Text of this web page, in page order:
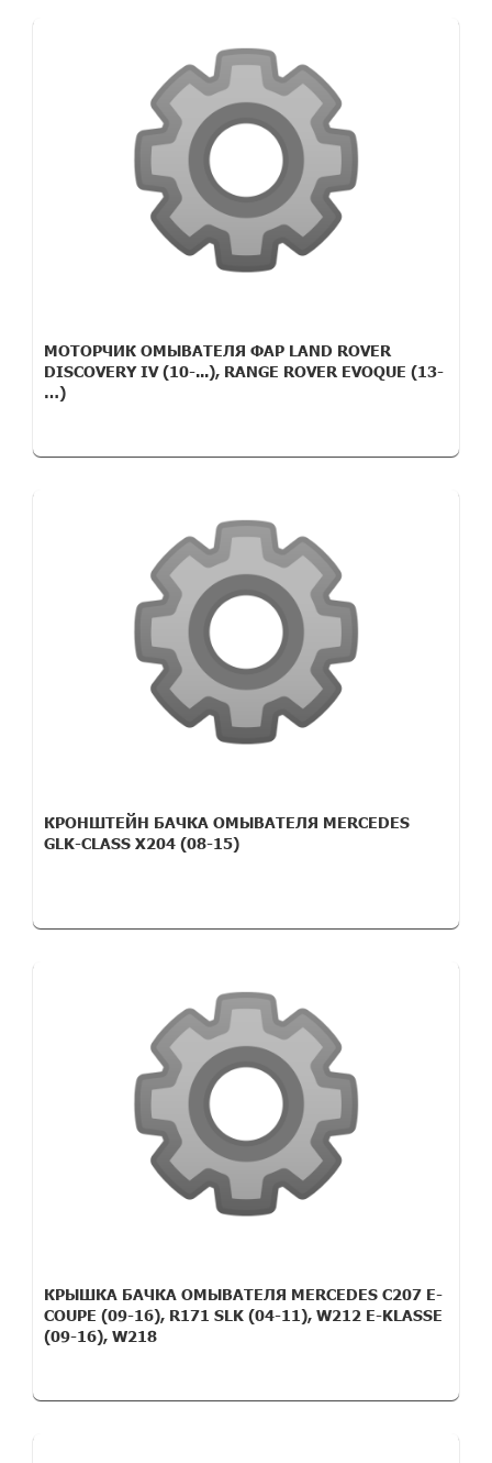
МОТОРЧИК ОМЫВАТЕЛЯ ФАР LAND ROVER
DISCOVERY IV (10-...), RANGE ROVER EVOQUE (13-
…)
КРОНШТЕЙН БАЧКА ОМЫВАТЕЛЯ MERCEDES
GLK-CLASS X204 (08-15)
КРЫШКА БАЧКА ОМЫВАТЕЛЯ MERCEDES C207 E-
COUPE (09-16), R171 SLK (04-11), W212 E-KLASSE
(09-16), W218